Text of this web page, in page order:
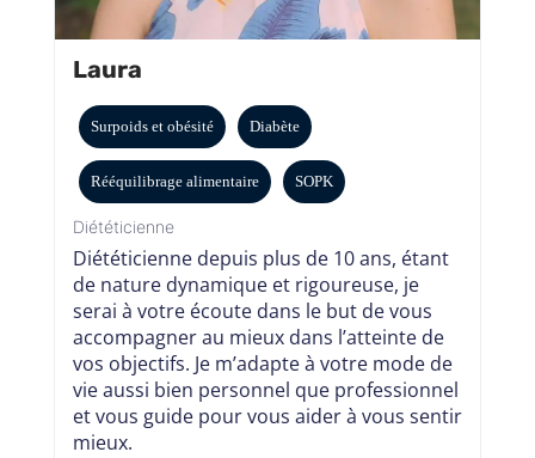
Laura
Surpoids et obésité Diabète
Rééquilibrage alimentaire SOPK
Diététicienne
Diététicienne depuis plus de 10 ans, étant
de nature dynamique et rigoureuse, je
serai à votre écoute dans le but de vous
accompagner au mieux dans l’atteinte de
vos objectifs. Je m’adapte à votre mode de
vie aussi bien personnel que professionnel
et vous guide pour vous aider à vous sentir
mieux.